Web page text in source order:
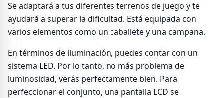
Se adaptará a tus diferentes terrenos de juego y te
ayudará a superar la dificultad. Está equipada con
varios elementos como un caballete y una campana.
En términos de iluminación, puedes contar con un
sistema LED. Por lo tanto, no más problema de
luminosidad, verás perfectamente bien. Para
perfeccionar el conjunto, una pantalla LCD se